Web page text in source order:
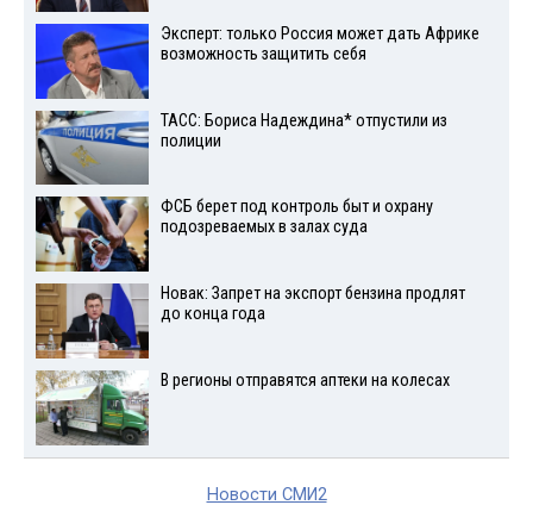
Эксперт: только Россия может дать Африке
возможность защитить себя
ТАСС: Бориса Надеждина* отпустили из
полиции
ФСБ берет под контроль быт и охрану
подозреваемых в залах суда
Новак: Запрет на экспорт бензина продлят
до конца года
В регионы отправятся аптеки на колесах
Новости СМИ2